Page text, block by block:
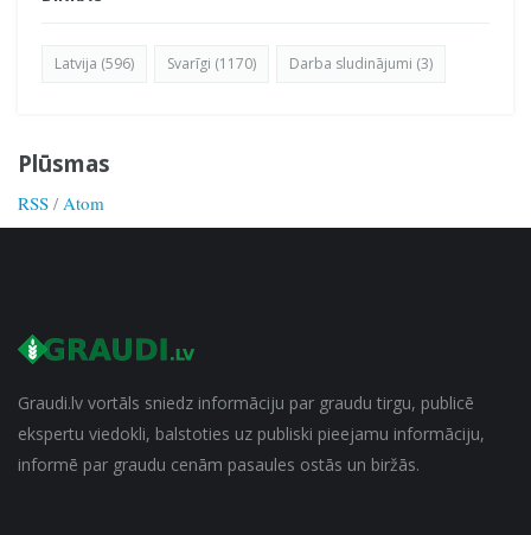
Latvija (596) Svarīgi (1170) Darba sludinājumi (3)
Plūsmas
RSS / Atom
Graudi.lv vortāls sniedz informāciju par graudu tirgu, publicē
ekspertu viedokli, balstoties uz publiski pieejamu informāciju,
informē par graudu cenām pasaules ostās un biržās.